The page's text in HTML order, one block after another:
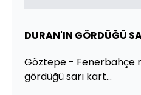
DURAN'IN GÖRDÜĞÜ
Göztepe - Fenerbahçe
gördüğü sarı kart...